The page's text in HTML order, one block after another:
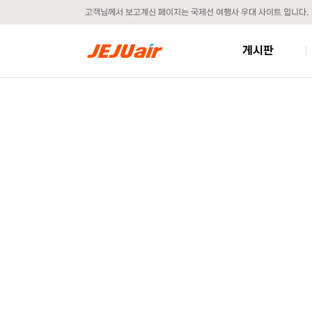
고객님께서 보고계신 페이지는 국제선 여행사 우대 사이트 입니다.
게시판